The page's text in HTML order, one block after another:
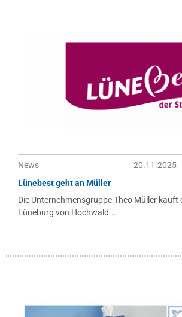
News
20.11.2025
Lünebest geht an Müller
Die Unternehmensgruppe Theo Müller kauft
Lüneburg von Hochwald...